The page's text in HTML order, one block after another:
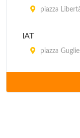
piazza
IAT
piazza
IAT Aereoporto
via